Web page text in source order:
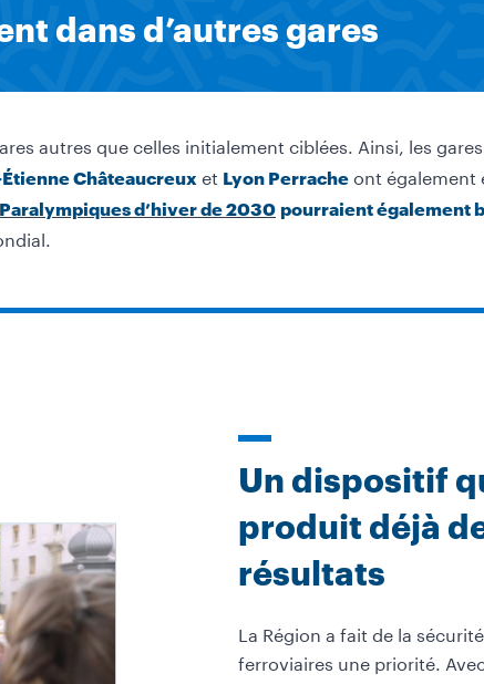
dans d’autres gares
autres que celles initialement ciblées. Ainsi, les
Châteaucreux et Lyon Perrache ont également
d’hiver de 2030 pourraient également
Un dispositif
produit déjà
résultats
La Région a fait de la
ferroviaires une priorité.